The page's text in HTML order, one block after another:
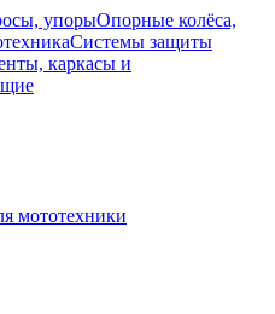
упорыОпорные колёса,
Системы защиты
каркасы и
мототехники